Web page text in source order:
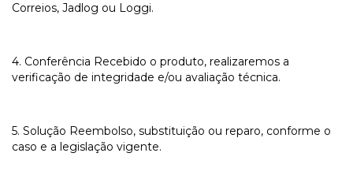
Correios, Jadlog ou Loggi.
4. Conferência Recebido o produto, realizaremos a
verificação de integridade e/ou avaliação técnica.
5. Solução Reembolso, substituição ou reparo, conforme o
caso e a legislação vigente.